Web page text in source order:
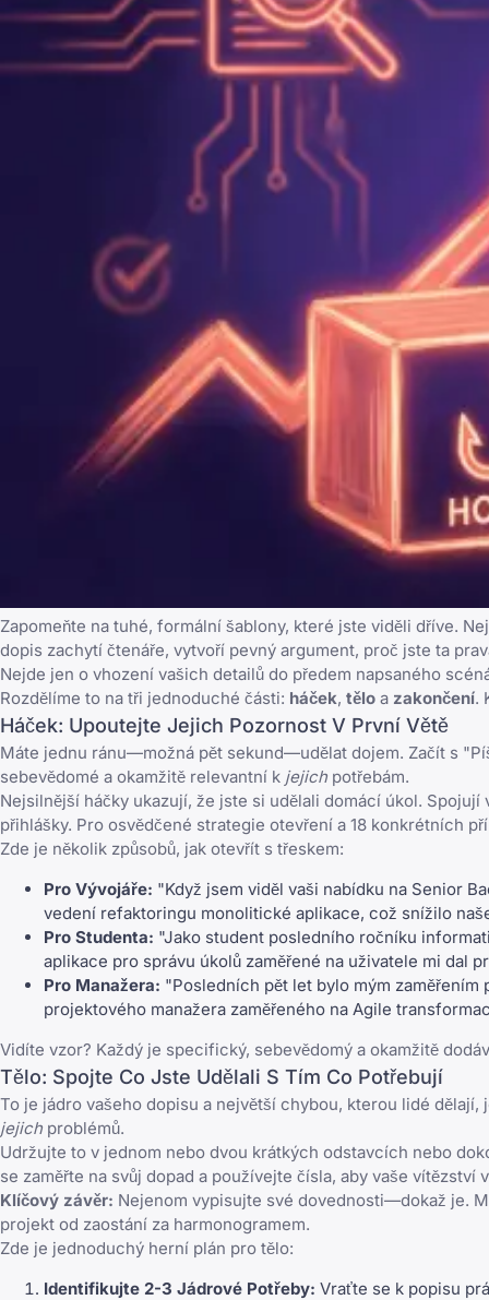
Zapomeňte na tuhé, formální šablony, které jste viděli dříve.
dopis zachytí čtenáře, vytvoří pevný argument, proč jste ta
Nejde jen o vhození vašich detailů do předem napsaného
Rozdělíme to na tři jednoduché části: háček, tělo a zakončení.
Háček: Upoutejte Jejich Pozornost V První Větě
Máte jednu ránu—možná pět sekund—udělat dojem. Začít s
sebevědomé a okamžitě relevantní k jejich potřebám.
Nejsilnější háčky ukazují, že jste si udělali domácí úkol.
přihlášky. Pro osvědčené strategie otevření a 18 konkrétních
Zde je několik způsobů, jak otevřít s třeskem:
Pro Vývojáře: "Když jsem viděl vaši nabídku na Senior
vedení refaktoringu monolitické aplikace, což snížilo
Pro Studenta: "Jako student posledního ročníku
aplikace pro správu úkolů zaměřené na uživatele mi dal
Pro Manažera: "Posledních pět let bylo mým
projektového manažera zaměřeného na Agile
Vidíte vzor? Každý je specifický, sebevědomý a okamžitě
Tělo: Spojte Co Jste Udělali S Tím Co Potřebují
To je jádro vašeho dopisu a největší chybou, kterou lidé
jejich problémů.
Udržujte to v jednom nebo dvou krátkých odstavcích nebo
se zaměřte na svůj dopad a používejte čísla, aby vaše vítězství
Klíčový závěr: Nejenom vypisujte své dovednosti—dokaž je.
projekt od zaostání za harmonogramem.
Zde je jednoduchý herní plán pro tělo:
Identifikujte 2-3 Jádrové Potřeby: Vraťte se k popisu